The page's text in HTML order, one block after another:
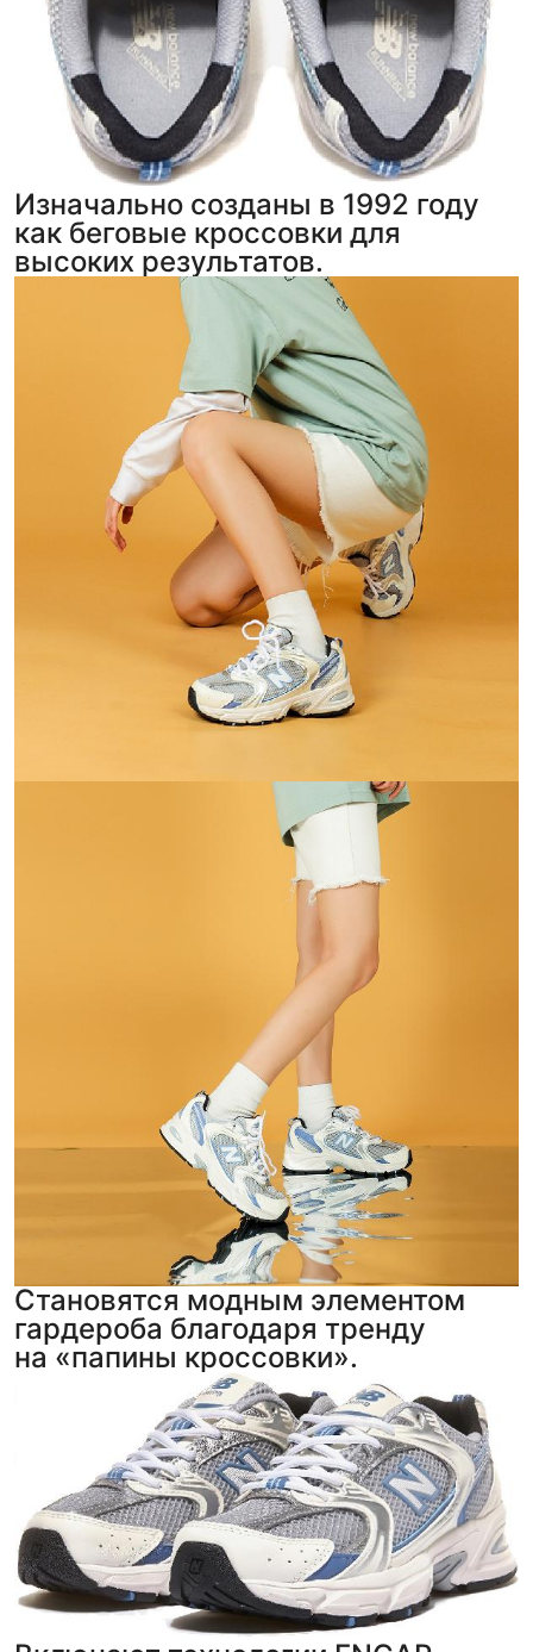
Изначально созданы в 1992 году
как беговые кроссовки для
высоких результатов.
Становятся модным элементом
гардероба благодаря тренду
на «папины кроссовки».